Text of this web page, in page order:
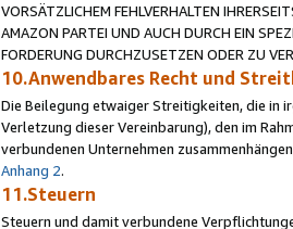
VORSÄTZLICHEM FEHLVERHALTEN
AMAZON PARTEI UND AUCH DURCH EIN
FORDERUNG DURCHZUSETZEN ODER ZU
10.Anwendbares Recht und
Die Beilegung etwaiger Streitigkeiten, die in
Verletzung dieser Vereinbarung), den im
verbundenen Unternehmen
Anhang 2.
11.Steuern
Steuern und damit verbundene